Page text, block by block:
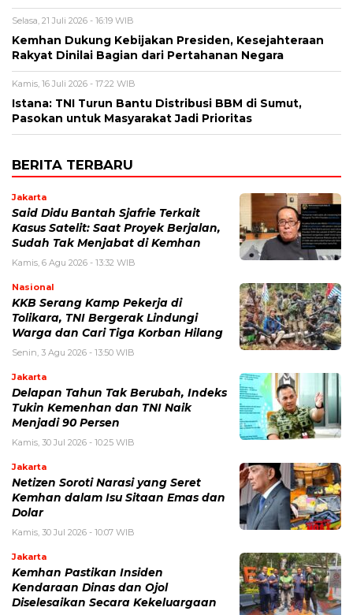
Selasa, 21 Juli 2026 - 16:19 WIB
Kemhan Dukung Kebijakan Presiden, Kesejahteraan
Rakyat Dinilai Bagian dari Pertahanan Negara
Kamis, 16 Juli 2026 - 17:22 WIB
Istana: TNI Turun Bantu Distribusi BBM di Sumut,
Pasokan untuk Masyarakat Jadi Prioritas
BERITA TERBARU
Jakarta
Said Didu Bantah Sjafrie Terkait
Kasus Satelit: Saat Proyek Berjalan,
Sudah Tak Menjabat di Kemhan
Kamis, 6 Agu 2026 - 13:32 WIB
Nasional
KKB Serang Kamp Pekerja di
Tolikara, TNI Bergerak Lindungi
Warga dan Cari Tiga Korban Hilang
Senin, 3 Agu 2026 - 13:50 WIB
Jakarta
Delapan Tahun Tak Berubah, Indeks
Tukin Kemenhan dan TNI Naik
Menjadi 90 Persen
Kamis, 30 Jul 2026 - 10:25 WIB
Jakarta
Netizen Soroti Narasi yang Seret
Kemhan dalam Isu Sitaan Emas dan
Dolar
Kamis, 30 Jul 2026 - 10:07 WIB
Jakarta
Kemhan Pastikan Insiden
Kendaraan Dinas dan Ojol
Diselesaikan Secara Kekeluargaan